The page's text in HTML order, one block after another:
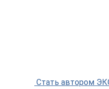
Стать автором